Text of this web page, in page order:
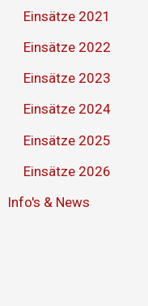
Einsätze 2021
Einsätze 2022
Einsätze 2023
Einsätze 2024
Einsätze 2025
Einsätze 2026
Info's & News